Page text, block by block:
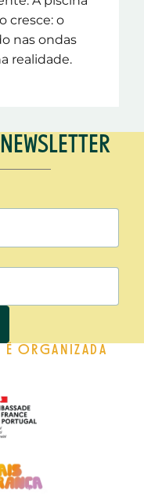
cresce: o
nas ondas
realidade.
É ORGANIZADA